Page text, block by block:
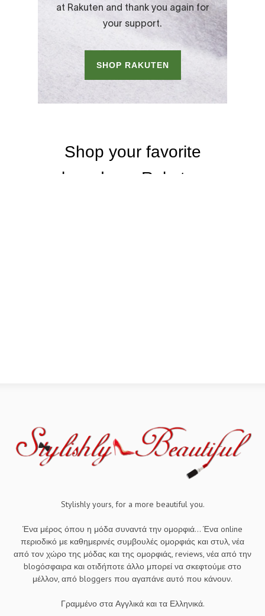
Stylishly yours, for a more beautiful you.
Ένα μέρος όπου η μόδα συναντά την ομορφιά... Ένα online
περιοδικό με καθημερινές συμβουλές ομορφιάς και στυλ, νέα
από τον χώρο της μόδας και της ομορφιάς, reviews, νέα από την
blogόσφαιρα και οτιδήποτε άλλο μπορεί να σκεφτούμε στο
μέλλον, από bloggers που αγαπάνε αυτό που κάνουν.
Γραμμένο στα Αγγλικά και τα Ελληνικά.